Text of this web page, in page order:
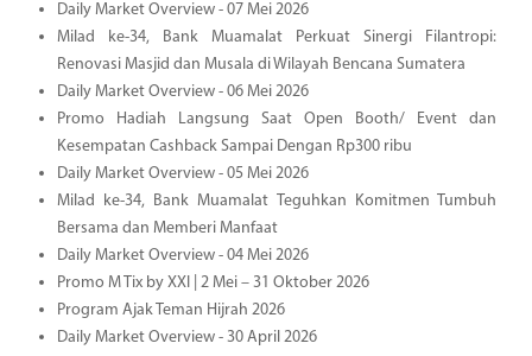
Daily Market Overview - 07 Mei 2026
Milad ke-34, Bank Muamalat Perkuat Sinergi Filantropi:
Renovasi Masjid dan Musala di Wilayah Bencana Sumatera
Daily Market Overview - 06 Mei 2026
Promo Hadiah Langsung Saat Open Booth/ Event dan
Kesempatan Cashback Sampai Dengan Rp300 ribu
Daily Market Overview - 05 Mei 2026
Milad ke-34, Bank Muamalat Teguhkan Komitmen Tumbuh
Bersama dan Memberi Manfaat
Daily Market Overview - 04 Mei 2026
Promo M Tix by XXI | 2 Mei – 31 Oktober 2026
Program Ajak Teman Hijrah 2026
Daily Market Overview - 30 April 2026